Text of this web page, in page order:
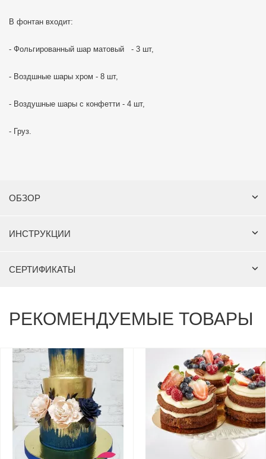
В фонтан входит:
- Фольгированный шар матовый - 3 шт,
- Воздшные шары хром - 8 шт,
- Воздушные шары с конфетти - 4 шт,
- Груз.
ОБЗОР
ИНСТРУКЦИИ
СЕРТИФИКАТЫ
РЕКОМЕНДУЕМЫЕ ТОВАРЫ